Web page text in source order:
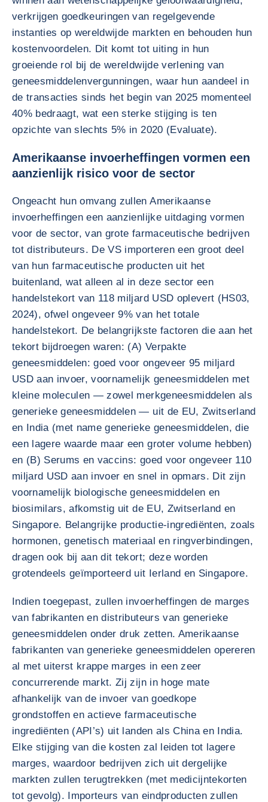
verkrijgen goedkeuringen van regelgevende
instanties op wereldwijde markten en behouden hun
kostenvoordelen. Dit komt tot uiting in hun
groeiende rol bij de wereldwijde verlening van
geneesmiddelenvergunningen, waar hun aandeel in
de transacties sinds het begin van 2025 momenteel
40% bedraagt, wat een sterke stijging is ten
opzichte van slechts 5% in 2020 (Evaluate).
Amerikaanse invoerheffingen vormen een
aanzienlijk risico voor de sector
Ongeacht hun omvang zullen Amerikaanse
invoerheffingen een aanzienlijke uitdaging vormen
voor de sector, van grote farmaceutische bedrijven
tot distributeurs. De VS importeren een groot deel
van hun farmaceutische producten uit het
buitenland, wat alleen al in deze sector een
handelstekort van 118 miljard USD oplevert (HS03,
2024), ofwel ongeveer 9% van het totale
handelstekort. De belangrijkste factoren die aan het
tekort bijdroegen waren: (A) Verpakte
geneesmiddelen: goed voor ongeveer 95 miljard
USD aan invoer, voornamelijk geneesmiddelen met
kleine moleculen — zowel merkgeneesmiddelen als
generieke geneesmiddelen — uit de EU, Zwitserland
en India (met name generieke geneesmiddelen, die
een lagere waarde maar een groter volume hebben)
en (B) Serums en vaccins: goed voor ongeveer 110
miljard USD aan invoer en snel in opmars. Dit zijn
voornamelijk biologische geneesmiddelen en
biosimilars, afkomstig uit de EU, Zwitserland en
Singapore. Belangrijke productie-ingrediënten, zoals
hormonen, genetisch materiaal en ringverbindingen,
dragen ook bij aan dit tekort; deze worden
grotendeels geïmporteerd uit Ierland en Singapore.
Indien toegepast, zullen invoerheffingen de marges
van fabrikanten en distributeurs van generieke
geneesmiddelen onder druk zetten. Amerikaanse
fabrikanten van generieke geneesmiddelen opereren
al met uiterst krappe marges in een zeer
concurrerende markt. Zij zijn in hoge mate
afhankelijk van de invoer van goedkope
grondstoffen en actieve farmaceutische
ingrediënten (API’s) uit landen als China en India.
Elke stijging van die kosten zal leiden tot lagere
marges, waardoor bedrijven zich uit dergelijke
markten zullen terugtrekken (met medicijntekorten
tot gevolg). Importeurs van eindproducten zullen